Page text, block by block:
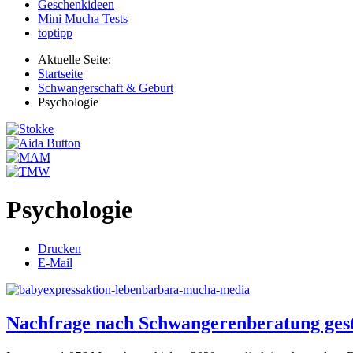
Geschenkideen
Mini Mucha Tests
toptipp
Aktuelle Seite:
Startseite
Schwangerschaft & Geburt
Psychologie
Psychologie
Drucken
E-Mail
Nachfrage nach Schwangerenberatung